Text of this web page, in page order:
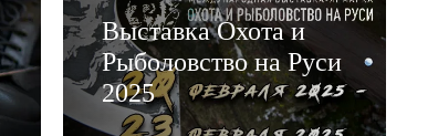
Выставка Охота и
Рыболовство на Руси
2025